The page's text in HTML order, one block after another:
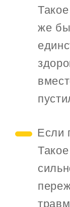
же
Если